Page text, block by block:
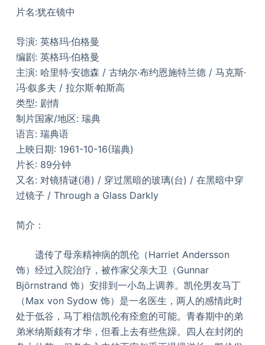
片名:犹在镜中
导演: 英格玛·伯格曼
编剧: 英格玛·伯格曼
主演: 哈里特·安德森 / 古纳尔·布约恩施特兰德 / 马克斯·
冯·叙多夫 / 拉尔斯·帕斯高
类型: 剧情
制片国家/地区: 瑞典
语言: 瑞典语
上映日期: 1961-10-16(瑞典)
片长: 89分钟
又名: 对镜猜谜(港) / 穿过黑暗的玻璃(台) / 在黑暗中穿
过镜子 / Through a Glass Darkly
简介：
遗传了母亲精神病的凯伦（Harriet Andersson
饰）经过入院治疗，被作家父亲大卫（Gunnar
Björnstrand 饰）安排到一小岛上调养。凯伦男友马丁
（Max von Sydow 饰）是一名医生，两人的感情此时
处于低谷，马丁相信凯伦有痊愈的可能。青春期中的弟
弟米纳斯颇有才华，但看上去有些焦躁。四人在封闭的